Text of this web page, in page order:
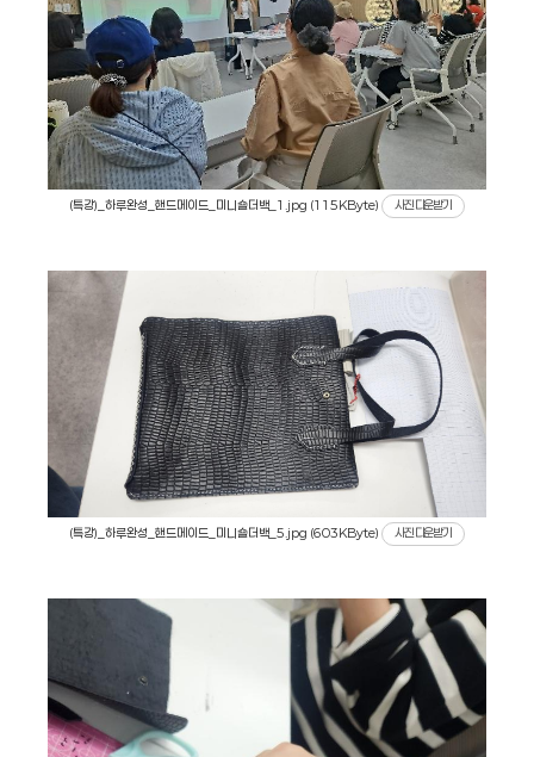
(특강)_하루완성_핸드메이드_미니숄더백_1.jpg (115KByte) 사진 다운받기
(특강)_하루완성_핸드메이드_미니숄더백_5.jpg (603KByte) 사진 다운받기